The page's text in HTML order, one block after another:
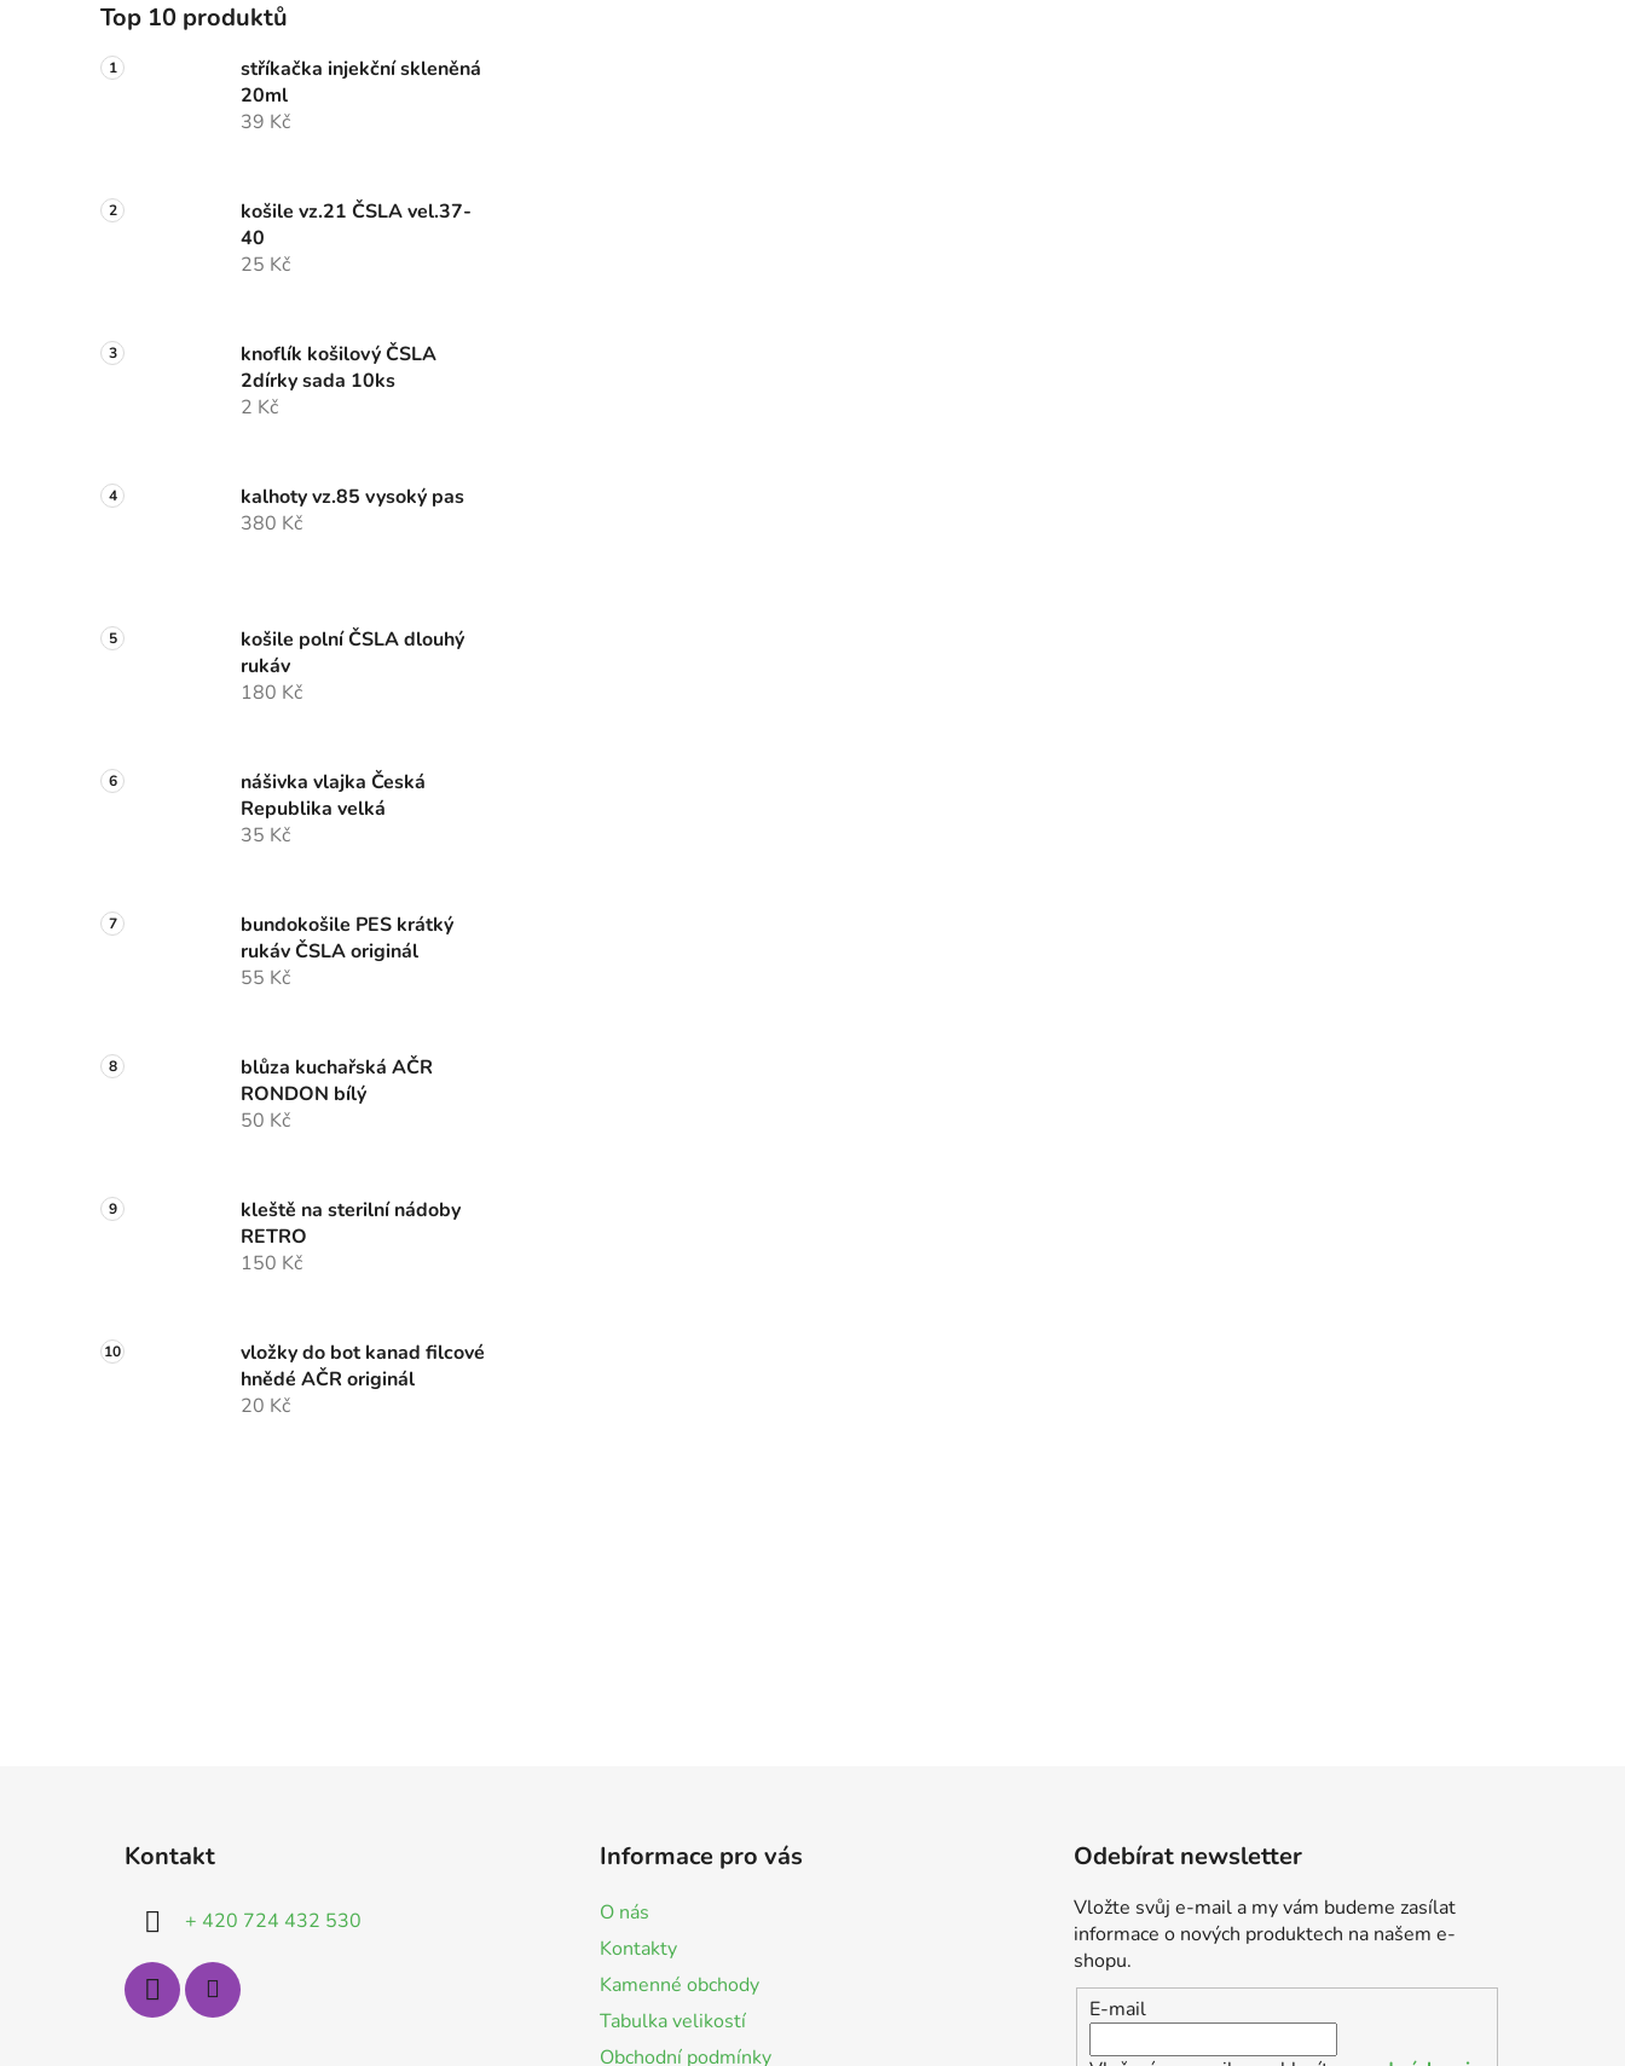
Top 10 produktů
stříkačka injekční skleněná
20ml
39 Kč
košile vz.21 ČSLA vel.37-
40
25 Kč
knoflík košilový ČSLA
2dírky sada 10ks
2 Kč
kalhoty vz.85 vysoký pas
380 Kč
košile polní ČSLA dlouhý
rukáv
180 Kč
nášivka vlajka Česká
Republika velká
35 Kč
bundokošile PES krátký
rukáv ČSLA originál
55 Kč
blůza kuchařská AČR
RONDON bílý
50 Kč
kleště na sterilní nádoby
RETRO
150 Kč
vložky do bot kanad filcové
hnědé AČR originál
20 Kč
Kontakt
+ 420 724 432 530
Informace pro vás
O nás
Kontakty
Kamenné obchody
Tabulka velikostí
Obchodní podmínky
Odebírat newsletter
Vložte svůj e-mail a my vám budeme zasílat
informace o nových produktech na našem e-
shopu.
E-mail